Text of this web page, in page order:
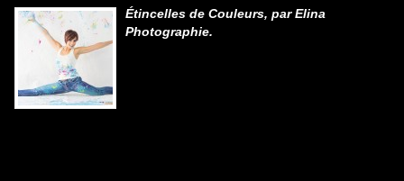
Étincelles de Couleurs, par Elina
Photographie.